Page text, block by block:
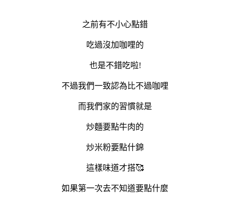
之前有不小心點錯
吃過沒加咖哩的
也是不錯吃啦!
不過我們一致認為比不過咖哩
而我們家的習慣就是
炒麵要點牛肉的
炒米粉要點什錦
這樣味道才搭🥰
如果第一次去不知道要點什麼